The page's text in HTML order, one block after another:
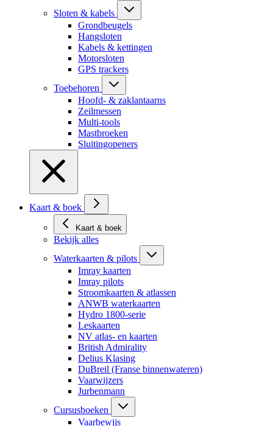
Sloten & kabels
Grondbeugels
Hangsloten
Kabels & kettingen
Motorsloten
GPS trackers
Toebehoren
Hoofd- & zaklantaarns
Zeilmessen
Multi-tools
Mastbroeken
Sluitingopeners
Kaart & boek
Kaart & boek
Bekijk alles
Waterkaarten & pilots
Imray kaarten
Imray pilots
Stroomkaarten & atlassen
ANWB waterkaarten
Hydro 1800-serie
Leskaarten
NV atlas- en kaarten
British Admirality
Delius Klasing
DuBreil (Franse binnenwateren)
Vaarwijzers
Jurbenmann
Cursusboeken
Vaarbewijs